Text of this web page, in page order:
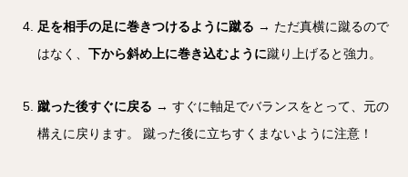
足を相手の足に巻きつけるように蹴る → ただ真横に蹴るので
はなく、 下から斜め上に巻き込むように蹴り上げると強力。
蹴った後すぐに戻る → すぐに軸足でバランスをとって、元の
構えに戻ります。 蹴った後に立ちすくまないように注意！